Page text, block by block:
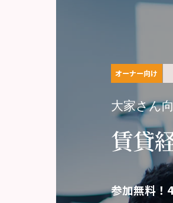
オーナー向け
大家さん
賃貸
参加無料！